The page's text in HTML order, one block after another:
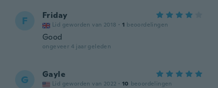
F Friday
Lid geworden van 2018 · 1 beoordelingen
Good
ongeveer 4 jaar geleden
G Gayle
Lid geworden van 2022 · 10 beoordelingen